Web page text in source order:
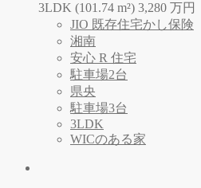
3LDK (101.74 m²) 3,280 万円
JIO 既存住宅かし保険
湘南
安心 R 住宅
駐車場2台
県央
駐車場3台
3LDK
WICのある家